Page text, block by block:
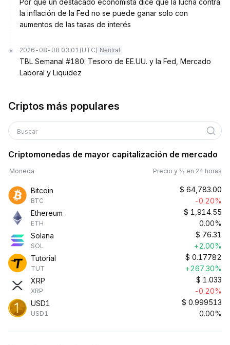
Por qué un destacado economista dice que la lucha contra
la inflación de la Fed no se puede ganar solo con
aumentos de las tasas de interés
2026-08-08 03:01 (UTC) Neutral
TBL Semanal #180: Tesoro de EE.UU. y la Fed, Mercado
Laboral y Liquidez
Criptos más populares
Buscar
Criptomonedas de mayor capitalización de mercado
Moneda Precio y % en 24 horas
Bitcoin
BTC
$ 64,783.00
-0.20%
Ethereum
ETH
$ 1,914.55
0.00%
Solana
SOL
$ 76.31
+2.00%
Tutorial
TUT
$ 0.17782
+267.30%
XRP
XRP
$ 1.033
-0.20%
USD1
USD1
$ 0.999513
0.00%